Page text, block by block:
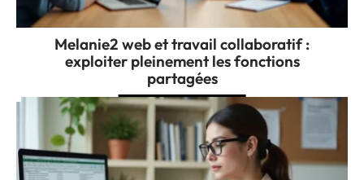
Melanie2 web et travail collaboratif :
exploiter pleinement les fonctions
partagées